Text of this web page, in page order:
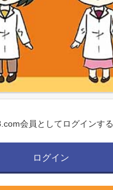
会員としてログインする
ログイン